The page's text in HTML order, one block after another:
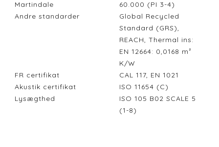
Martindale
60.000 (PI 3-4)
Andre standarder
Global Recycled
Standard (GRS),
REACH, Thermal ins:
EN 12664: 0,0168 m²
K/W
FR certifikat
CAL 117, EN 1021
Akustik certifikat
ISO 11654 (C)
Lysægthed
ISO 105 B02 SCALE 5
(1-8)